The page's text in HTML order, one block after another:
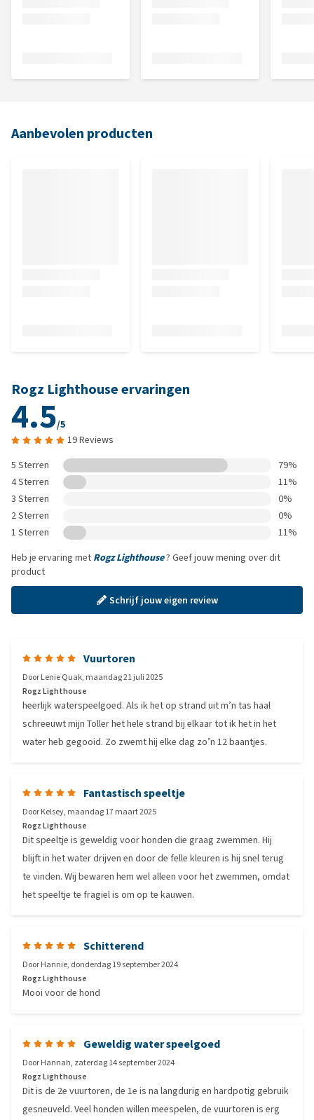
Aanbevolen producten
Rogz Lighthouse ervaringen
4.5/5
19 Reviews
5 Sterren
79%
4 Sterren
11%
3 Sterren
0%
2 Sterren
0%
1 Sterren
11%
Heb je ervaring met Rogz Lighthouse? Geef jouw mening over dit
product
Schrijf jouw eigen review
Vuurtoren
DoorLenie Quak, maandag 21 juli 2025
Rogz Lighthouse
heerlijk waterspeelgoed. Als ik het op strand uit m’n tas haal
schreeuwt mijn Toller het hele strand bij elkaar tot ik het in het
water heb gegooid. Zo zwemt hij elke dag zo’n 12 baantjes.
Fantastisch speeltje
DoorKelsey, maandag 17 maart 2025
Rogz Lighthouse
Dit speeltje is geweldig voor honden die graag zwemmen. Hij
blijft in het water drijven en door de felle kleuren is hij snel terug
te vinden. Wij bewaren hem wel alleen voor het zwemmen, omdat
het speeltje te fragiel is om op te kauwen.
Schitterend
DoorHannie, donderdag 19 september 2024
Rogz Lighthouse
Mooi voor de hond
Geweldig water speelgoed
DoorHannah, zaterdag 14 september 2024
Rogz Lighthouse
Dit is de 2e vuurtoren, de 1e is na langdurig en hardpotig gebruik
gesneuveld. Veel honden willen meespelen, de vuurtoren is erg